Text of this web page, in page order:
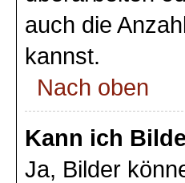
auch die
kannst.
Nach oben
Kann ich
Ja, Bilder